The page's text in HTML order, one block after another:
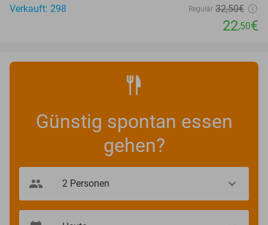
Verkauft: 298
Regulär 32,50€
22,50€
Günstig spontan essen
gehen?